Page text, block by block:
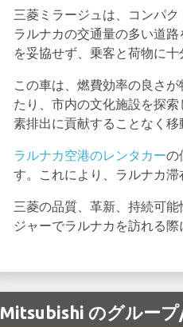
三菱ミラージュは、コンパ
ラルナカの交通量の多い道
を妥協せず、乗客と荷物に十
この車は、燃費効率の良さ
たり、市内の文化施設を探
素排出に貢献することなく移
ラルナカ空港のレンタカーの
す。これにより、ラルナカ
三菱の品質、革新、持続可
ジャーでラルナカを訪れる
Mitsubishi のグルー